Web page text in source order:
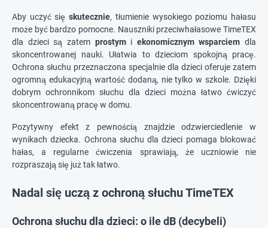
Aby uczyć sięskutecznie, tłumienie wysokiego poziomu hałasu
może być bardzo pomocne. Nauszniki przeciwhałasowe TimeTEX
dla dzieci są zatem prostymi ekonomicznym wsparciem dla
skoncentrowanej nauki. Ułatwia to dzieciom spokojną pracę.
Ochrona słuchu przeznaczona specjalnie dla dzieci oferuje zatem
ogromną edukacyjną wartość dodaną, nie tylko w szkole. Dzięki
dobrym ochronnikom słuchu dla dzieci można łatwo ćwiczyć
skoncentrowaną pracę w domu.
Pozytywny efekt z pewnością znajdzie odzwierciedlenie w
wynikach dziecka. Ochrona słuchu dla dzieci pomaga blokować
hałas, a regularne ćwiczenia sprawiają, że uczniowie nie
rozpraszają się już tak łatwo.
Nadal się uczą z ochroną słuchu TimeTEX
Ochrona słuchu dla dzieci: o ile dB (decybeli)